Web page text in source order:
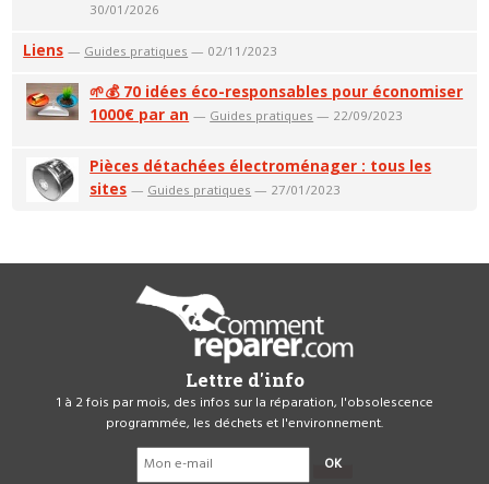
30/01/2026
Liens — Guides pratiques — 02/11/2023
🌱💰 70 idées éco-responsables pour économiser
1000€ par an — Guides pratiques — 22/09/2023
Pièces détachées électroménager : tous les
sites — Guides pratiques — 27/01/2023
Lettre d'info
1 à 2 fois par mois, des infos sur la réparation, l'obsolescence
programmée, les déchets et l'environnement.
OK